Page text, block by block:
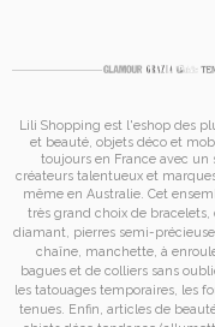
Lili Shopping est l'eshop des
et beauté, objets déco et
toujours en France avec un
créateurs talentueux et
même en Australie. Cet
très grand choix de bracelets
diamant, pierres semi-
chaîne, manchette, à
bagues et de colliers sans
les tatouages temporaires, les
tenues. Enfin, articles de